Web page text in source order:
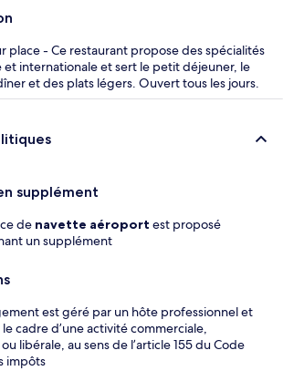
place - Ce restaurant propose des spécialités
et internationale et sert le petit déjeuner, le
et des plats légers. Ouvert tous les jours.
supplément
de navette aéroport est proposé
un supplément
est géré par un hôte professionnel et
cadre d’une activité commerciale,
libérale, au sens de l’article 155 du Code
impôts